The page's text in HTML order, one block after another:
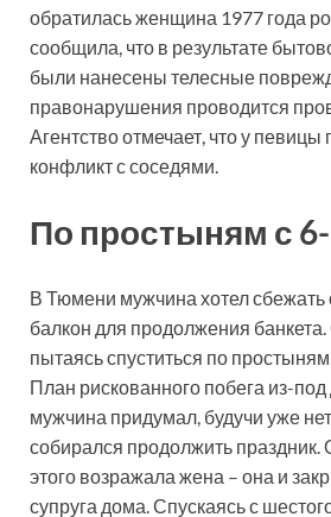
обратилась женщина 1977 года
сообщила, что в результате
были нанесены телесные
правонарушения проводится
Агентство отмечает, что у
конфликт с соседями.
По простыням с
В Тюмени мужчина хотел сбежать
балкон для продолжения
пытаясь спуститься по
План рискованного побега из-
мужчина придумал, будучи уже
собирался продолжить праздник.
этого возражала жена – она и
супруга дома. Спускаясь с